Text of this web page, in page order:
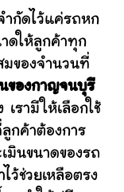
ดไว้แค่รถหก
ดให้ลูกค้าทุก
มของจำนวนที่
ของกาญจนบุรี
รามีให้เลือกใช้
กค้าต้องการ
มินขนาดของรถ
ว้ช่วยเหลือตรง